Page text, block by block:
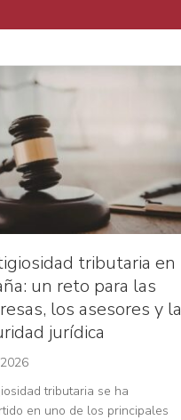
tributaria en
un reto para las
los asesores y la
jurídica
tributaria se ha
en uno de los principales